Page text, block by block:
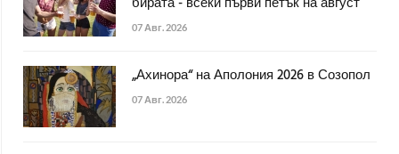
07 Авг. 2026
„Ахинора“ на Аполония 2026 в Созопол
07 Авг. 2026